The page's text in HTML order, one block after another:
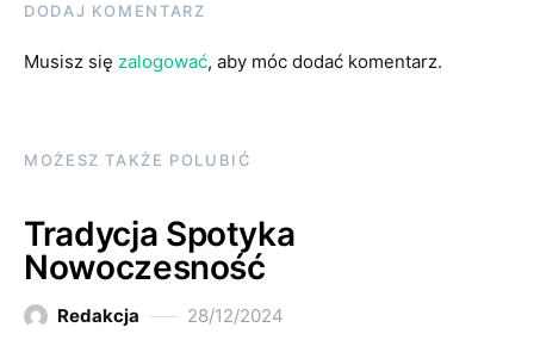
DODAJ KOMENTARZ
Musisz się zalogować, aby móc dodać komentarz.
MOŻESZ TAKŻE POLUBIĆ
Tradycja Spotyka
Nowoczesność
Redakcja 28/12/2024